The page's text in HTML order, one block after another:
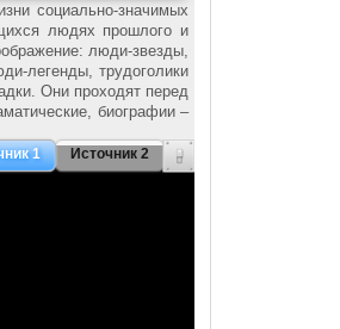
социально-значимых
людях прошлого и
люди-звезды,
легенды, трудоголики
Они проходят перед
биографии –
1 Источник 2